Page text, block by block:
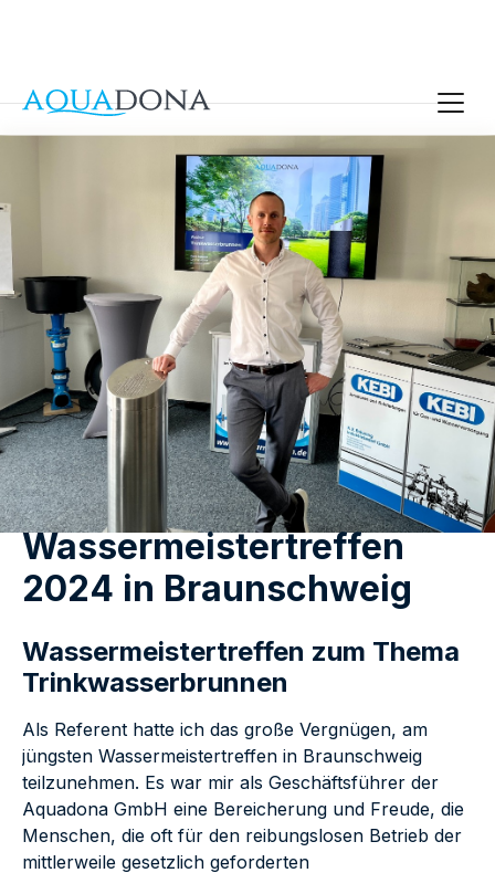
Wassermeistertreffen
2024 in Braunschweig
Wassermeistertreffen zum Thema
Trinkwasserbrunnen
Als Referent hatte ich das große Vergnügen, am
jüngsten Wassermeistertreffen in Braunschweig
teilzunehmen. Es war mir als Geschäftsführer der
Aquadona GmbH eine Bereicherung und Freude, die
Menschen, die oft für den reibungslosen Betrieb der
mittlerweile gesetzlich geforderten